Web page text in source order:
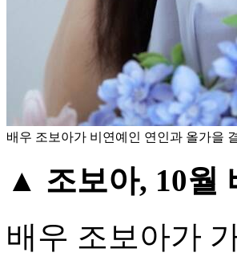
배우 조보아가 비연예인 연인과 올가을
▲ 조보아, 10월
배우 조보아가